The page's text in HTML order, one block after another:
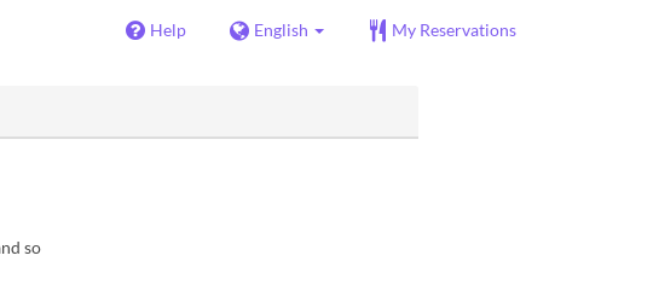
Help English My Reservations
so